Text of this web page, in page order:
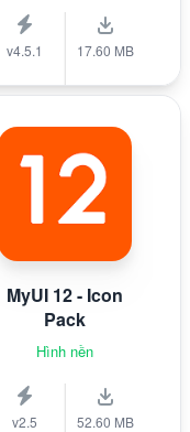
v4.5.1 17.60 MB
MyUI 12 - Icon
Pack
Hình nền
v2.5 52.60 MB